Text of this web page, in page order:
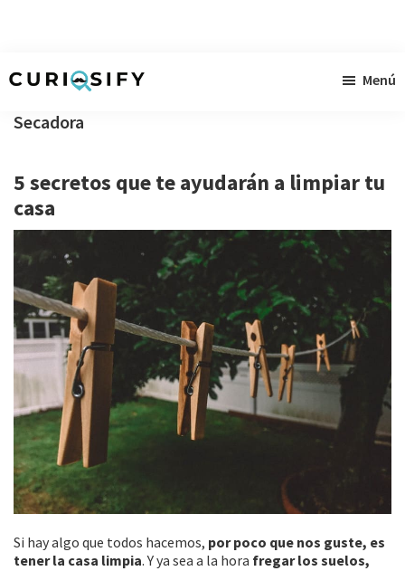
contenido
primaria
pie
raudales
Menú
Secadora
5 secretos que te ayudarán a limpiar tu
casa
Si hay algo que todos hacemos, por poco que nos guste, es
tener la casa limpia. Y ya sea a la hora fregar los suelos,